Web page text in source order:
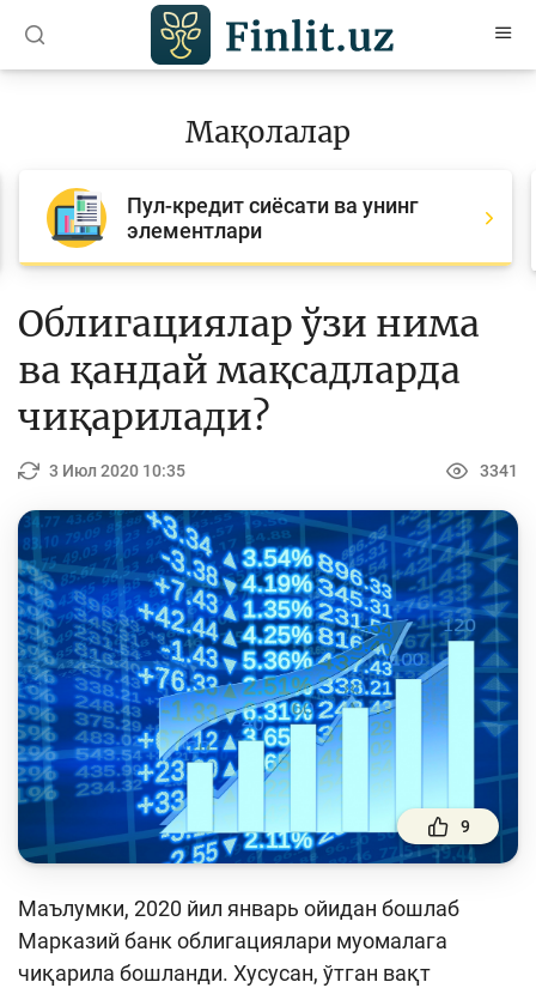
Барча мақолалар
Банк агентлари учун
Ислом молияси
Депозит (омонатлар)
Тўлов ва ўтказмалар
Молия бозори
Пул-кредит сиёсати ва унинг элементлари
Молиявий хавфсизлик
Банк хизматлари истеъмолчилари
ҳуқуқлари
Тадбиркорлик
Ўқув қўлланмалар
Лойиҳалар
Интерактив хизматлар
Мақолалар
Пул-кредит сиёсати ва унинг
элементлари
Облигациялар ўзи нима
ва қандай мақсадларда
чиқарилади?
3 Июл 2020 10:35 3341
9
Маълумки, 2020 йил январь ойидан бошлаб
Марказий банк облигациялари муомалага
чиқарила бошланди. Хусусан, ўтган вақт